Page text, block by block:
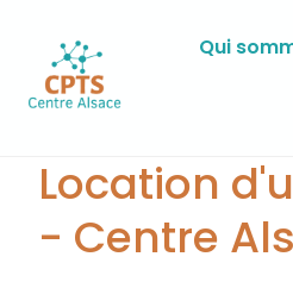
Qui
Location
- Centre